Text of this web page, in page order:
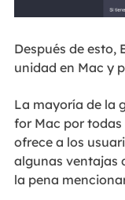
Después de esto,
unidad en Mac y
La mayoría de la
for Mac por
ofrece a los
algunas ventajas
la pena